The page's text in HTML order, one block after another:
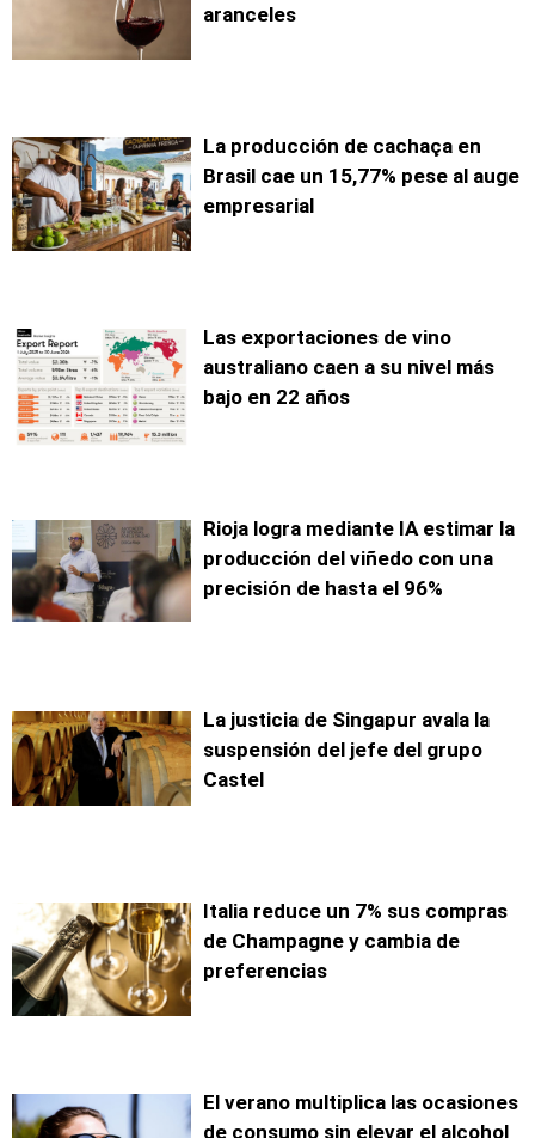
aranceles
La producción de cachaça en
Brasil cae un 15,77% pese al auge
empresarial
Las exportaciones de vino
australiano caen a su nivel más
bajo en 22 años
Rioja logra mediante IA estimar la
producción del viñedo con una
precisión de hasta el 96%
La justicia de Singapur avala la
suspensión del jefe del grupo
Castel
Italia reduce un 7% sus compras
de Champagne y cambia de
preferencias
El verano multiplica las ocasiones
de consumo sin elevar el alcohol